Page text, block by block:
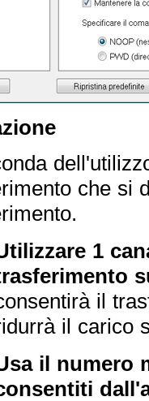
che si
1
il
il carico
il numero